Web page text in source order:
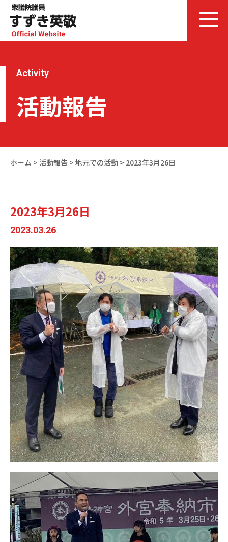
Activity
活動報告
ホーム > 活動報告 > 地元での活動 > 2023年3月26日
2023年3月26日
2023.03.26